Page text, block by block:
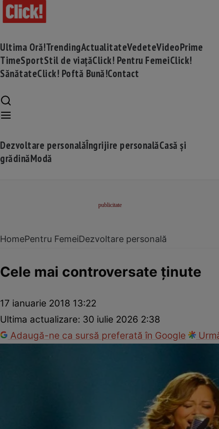
Ultima Oră!TrendingActualitateVedeteVideoPrime
TimeSportStil de viațăClick! Pentru FemeiClick!
SănătateClick! Poftă Bună!Contact
Dezvoltare personalăÎngrijire personalăCasă și
grădinăModă
HomePentru FemeiDezvoltare personală
Cele mai controversate ţinute
17 ianuarie 2018 13:22
Ultima actualizare: 30 iulie 2026 2:38
Adaugă-ne ca sursă preferată în Google